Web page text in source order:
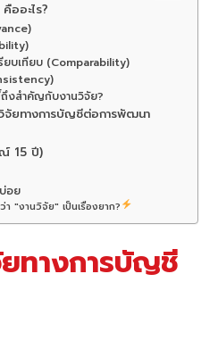
ออะไร?
ยบเทียบ (Comparability)
งสำคัญกับงานวิจัย?
ยทางการบัญชีต่อการพัฒนา
15 ปี)
อย
า "งานวิจัย" เป็นเรื่องยาก?
ทางการบัญชี